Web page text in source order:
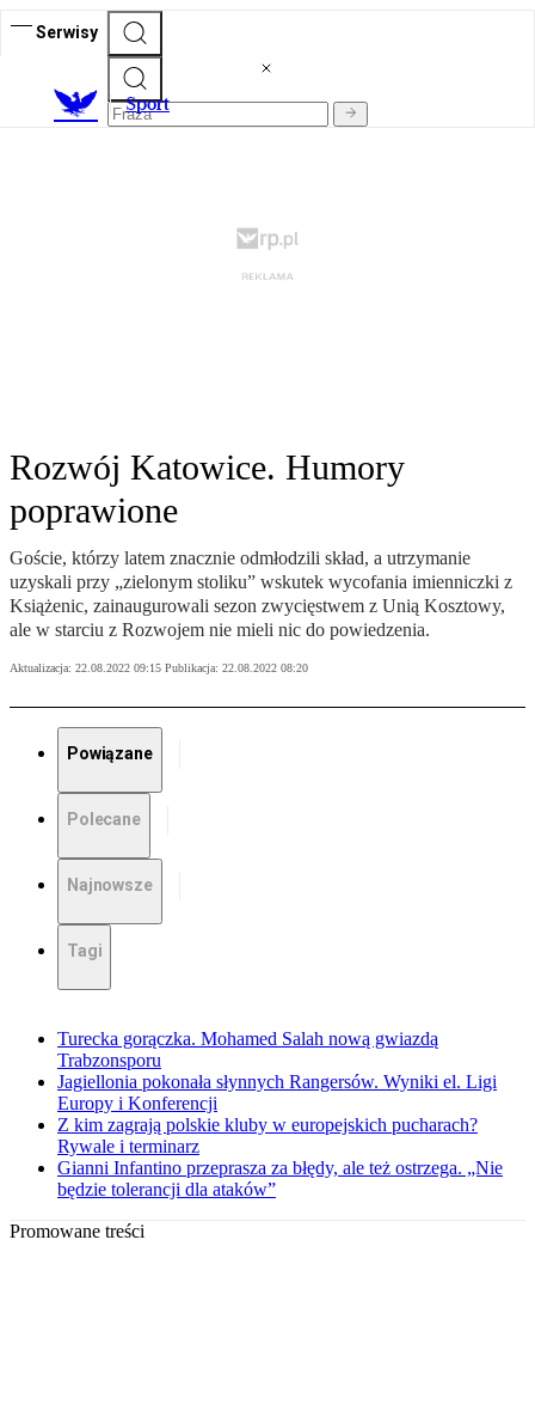
Serwisy
Sport
Rozwój Katowice. Humory
poprawione
Goście, którzy latem znacznie odmłodzili skład, a utrzymanie
uzyskali przy „zielonym stoliku” wskutek wycofania imienniczki z
Książenic, zainaugurowali sezon zwycięstwem z Unią Kosztowy,
ale w starciu z Rozwojem nie mieli nic do powiedzenia.
Aktualizacja: 22.08.2022 09:15 Publikacja: 22.08.2022 08:20
Powiązane
Polecane
Najnowsze
Tagi
Turecka gorączka. Mohamed Salah nową gwiazdą
Trabzonsporu
Jagiellonia pokonała słynnych Rangersów. Wyniki el. Ligi
Europy i Konferencji
Z kim zagrają polskie kluby w europejskich pucharach?
Rywale i terminarz
Gianni Infantino przeprasza za błędy, ale też ostrzega. „Nie
będzie tolerancji dla ataków”
Promowane treści